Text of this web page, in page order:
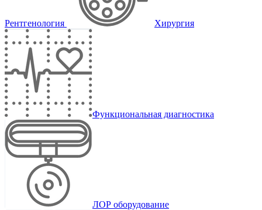
Рентгенология Хирургия
Функциональная диагностика
ЛОР оборудование